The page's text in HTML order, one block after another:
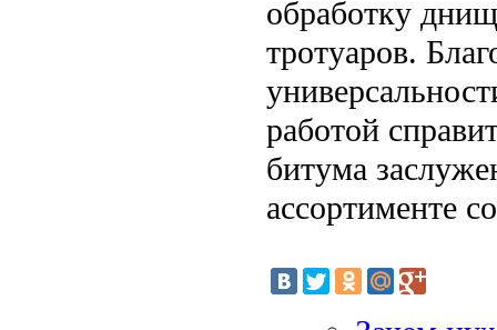
обработку
тротуаров.
работой
битума
ассортименте